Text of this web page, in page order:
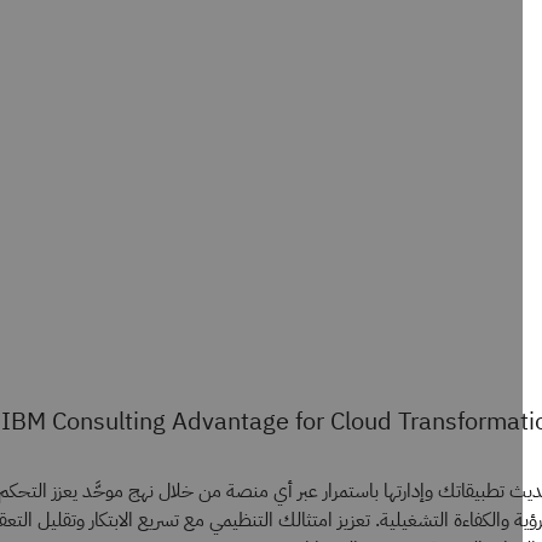
IBM Consulting Advantage for Cloud
تطبيقاتك وإدارتها باستمرار عبر أي منصة من خلال نهج موحَّد يعزز التحكم
والكفاءة التشغيلية. تعزيز امتثالك التنظيمي مع تسريع الابتكار وتقليل التعقيد